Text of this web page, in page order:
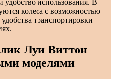
удобство использования. В
колеса с возможностью
транспортировки
Луи Виттон
моделями